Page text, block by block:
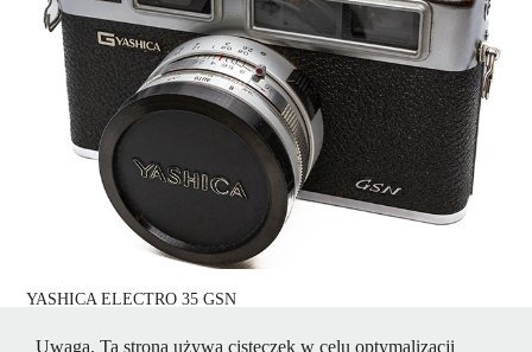
YASHICA ELECTRO 35 GSN
Uwaga. Ta strona używa cisteczek w celu optymalizacji